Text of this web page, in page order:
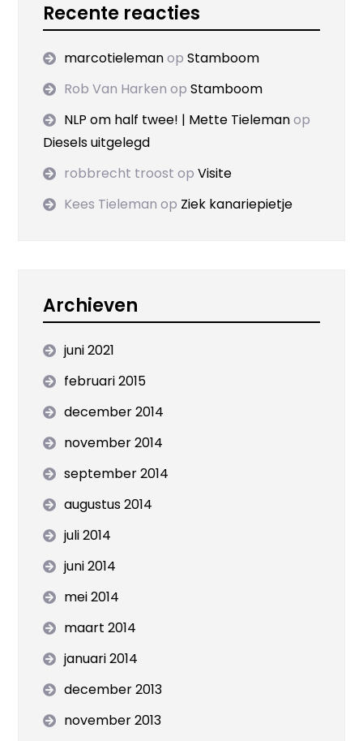
Recente reacties
marcotielemanopStamboom
Rob Van Harken opStamboom
NLP om half twee! | Mette Tielemanop
Diesels uitgelegd
robbrecht troost opVisite
Kees Tieleman op Ziek kanariepietje
Archieven
juni 2021
februari 2015
december 2014
november 2014
september 2014
augustus 2014
juli 2014
juni 2014
mei 2014
maart 2014
januari 2014
december 2013
november 2013